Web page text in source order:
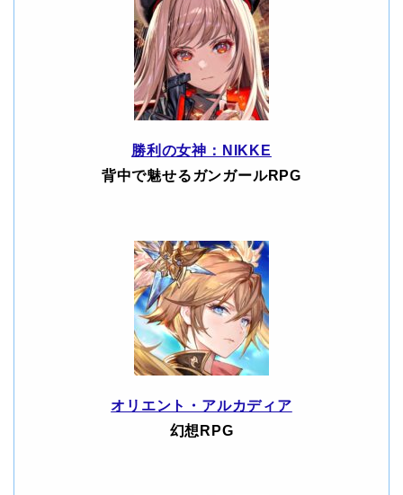
勝利の女神：NIKKE
背中で魅せるガンガールRPG
オリエント・アルカディア
幻想RPG